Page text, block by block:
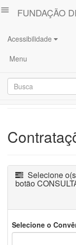
Principal
Contratos
Relatórios
Outros
Instituição
Informações
menu FUNDAÇÃO
Acessibilidade
Menu
Selecione
botão
Selecione o